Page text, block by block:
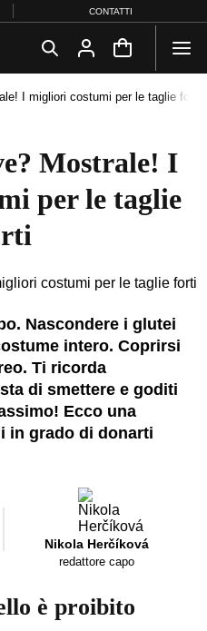
CONTATTI
I migliori costumi per le taglie forti
Mostrale! I
per le taglie
Nascondere i glutei
intero. Coprirsi
Ti ricorda
di smettere e goditi
Ecco una
in grado di donarti
Nikola Herčíková
redattore capo
è proibito